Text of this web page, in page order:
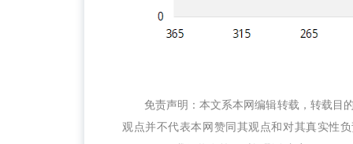
免责声明：本文系本网编辑转载，转载目
观点并不代表本网赞同其观点和对其真实性